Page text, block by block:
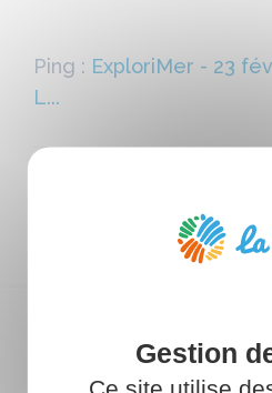
Ping : ExploriMer - 23
L...
CATÉGORIES
Ce site utilise